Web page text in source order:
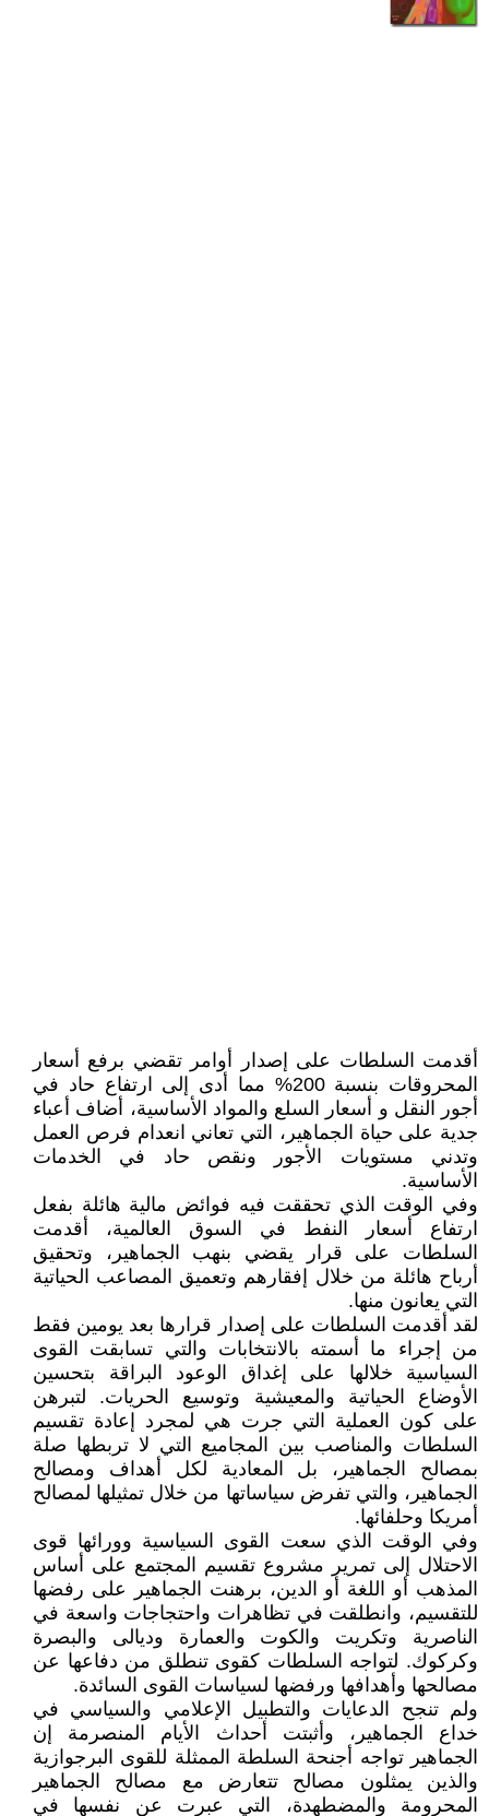
أقدمت السلطات على إصدار أوامر تقضي برفع أسعار
المحروقات بنسبة 200% مما أدى إلى ارتفاع حاد في
أجور النقل و أسعار السلع والمواد الأساسية، أضاف أعباء
جدية على حياة الجماهير، التي تعاني انعدام فرص العمل
وتدني مستويات الأجور ونقص حاد في الخدمات
الأساسية.
وفي الوقت الذي تحققت فيه فوائض مالية هائلة بفعل
ارتفاع أسعار النفط في السوق العالمية، أقدمت
السلطات على قرار يقضي بنهب الجماهير، وتحقيق
أرباح هائلة من خلال إفقارهم وتعميق المصاعب الحياتية
التي يعانون منها.
لقد أقدمت السلطات على إصدار قرارها بعد يومين فقط
من إجراء ما أسمته بالانتخابات والتي تسابقت القوى
السياسية خلالها على إغداق الوعود البراقة بتحسين
الأوضاع الحياتية والمعيشية وتوسيع الحريات. لتبرهن
على كون العملية التي جرت هي لمجرد إعادة تقسيم
السلطات والمناصب بين المجاميع التي لا تربطها صلة
بمصالح الجماهير، بل المعادية لكل أهداف ومصالح
الجماهير، والتي تفرض سياساتها من خلال تمثيلها لمصالح
أمريكا وحلفائها.
وفي الوقت الذي سعت القوى السياسية وورائها قوى
الاحتلال إلى تمرير مشروع تقسيم المجتمع على أساس
المذهب أو اللغة أو الدين، برهنت الجماهير على رفضها
للتقسيم، وانطلقت في تظاهرات واحتجاجات واسعة في
الناصرية وتكريت والكوت والعمارة وديالى والبصرة
وكركوك. لتواجه السلطات كقوى تنطلق من دفاعها عن
مصالحها وأهدافها ورفضها لسياسات القوى السائدة.
ولم تنجح الدعايات والتطبيل الإعلامي والسياسي في
خداع الجماهير، وأثبتت أحداث الأيام المنصرمة إن
الجماهير تواجه أجنحة السلطة الممثلة للقوى البرجوازية
والذين يمثلون مصالح تتعارض مع مصالح الجماهير
المحرومة والمضطهدة، التي عبرت عن نفسها في